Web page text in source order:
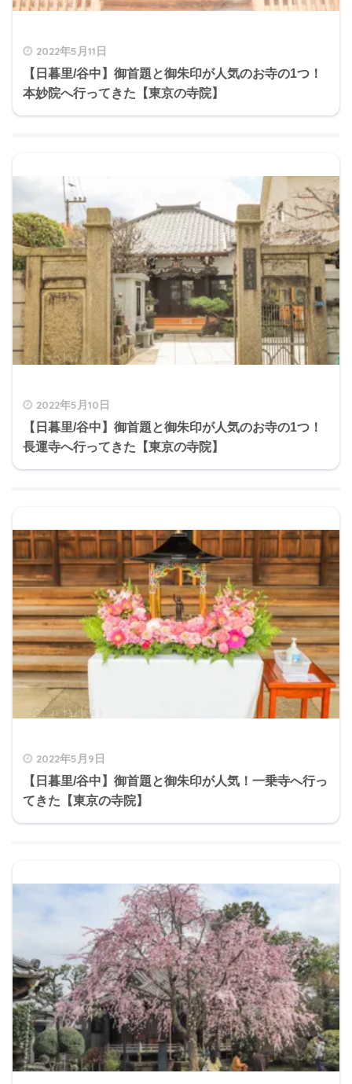
2022年5月11日
【日暮里/谷中】御首題と御朱印が人気のお寺の1つ！
本妙院へ行ってきた【東京の寺院】
2022年5月10日
【日暮里/谷中】御首題と御朱印が人気のお寺の1つ！
長運寺へ行ってきた【東京の寺院】
2022年5月9日
【日暮里/谷中】御首題と御朱印が人気！一乗寺へ行っ
てきた【東京の寺院】